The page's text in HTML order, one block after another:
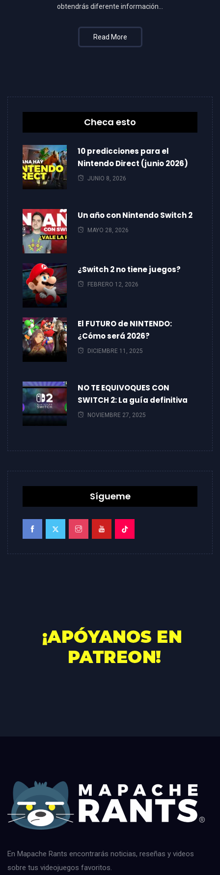
obtendrás diferente información...
Read More
Checa esto
10 predicciones para el
Nintendo Direct (junio 2026)
JUNIO 8, 2026
Un año con Nintendo Switch 2
MAYO 28, 2026
¿Switch 2 no tiene juegos?
FEBRERO 12, 2026
El FUTURO de NINTENDO:
¿Cómo será 2026?
DICIEMBRE 11, 2025
NO TE EQUIVOQUES CON
SWITCH 2: La guía definitiva
NOVIEMBRE 27, 2025
Sígueme
En Mapache Rants encontrarás noticias, reseñas y videos
sobre tus videojuegos favoritos.